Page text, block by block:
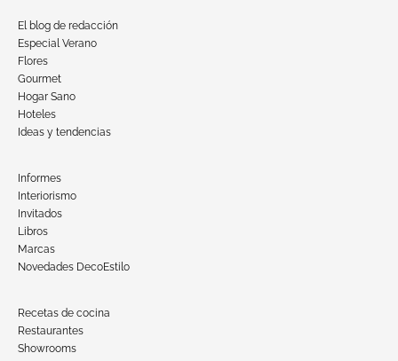
El blog de redacción
Especial Verano
Flores
Gourmet
Hogar Sano
Hoteles
Ideas y tendencias
Informes
Interiorismo
Invitados
Libros
Marcas
Novedades DecoEstilo
Recetas de cocina
Restaurantes
Showrooms